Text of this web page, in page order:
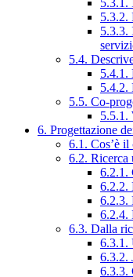
5.3.1.
5.3.2.
5.3.3.
5.4.
5.4.1.
5.4.2.
5.5. Co-
5.5.1.
6. Progettazione
6.1. Cos’è il
6.2. Ricerca
6.2.1.
6.2.2.
6.2.3.
6.2.4.
6.3. Dalla
6.3.1.
6.3.2.
6.3.3.